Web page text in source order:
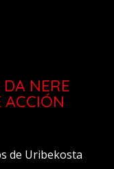
NERE
ACCIÓN
de Uribekosta